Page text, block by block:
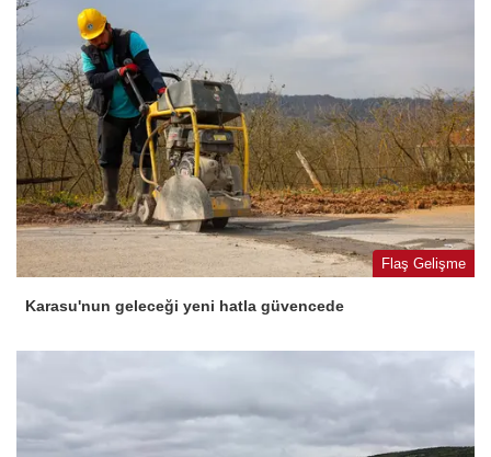
Flaş Gelişme
Karasu'nun geleceği yeni hatla güvencede